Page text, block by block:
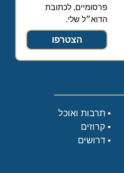
פרסומיים, לכתובת
הדוא״ל שלי.
הצטרפו
תרבות ואוכל
קרוזים
דרושים